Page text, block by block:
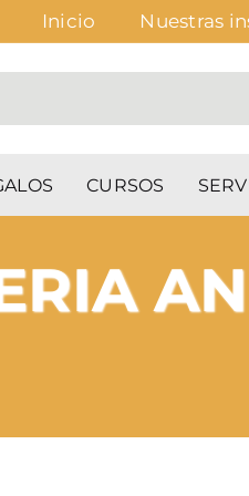
Inicio Nuestras
CURSOS